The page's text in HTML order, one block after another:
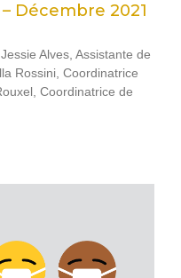
– Décembre 2021
Alves, Assistante de
Rossini, Coordinatrice
Coordinatrice de